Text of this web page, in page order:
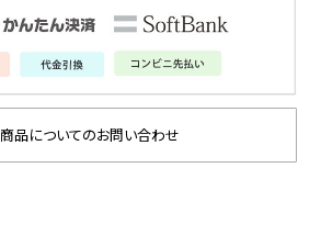
商品についてのお問い合わせ